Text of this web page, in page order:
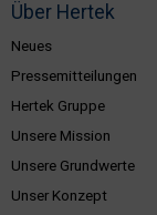
Über Hertek
Neues
Pressemitteilungen
Hertek Gruppe
Unsere Mission
Unsere Grundwerte
Unser Konzept